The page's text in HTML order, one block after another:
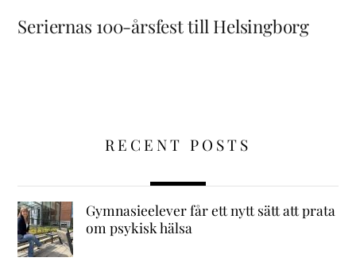
Seriernas 100-årsfest till Helsingborg
RECENT POSTS
Gymnasieelever får ett nytt sätt att prata
om psykisk hälsa